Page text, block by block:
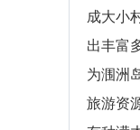
成大小
出丰富
为涠洲
旅游资